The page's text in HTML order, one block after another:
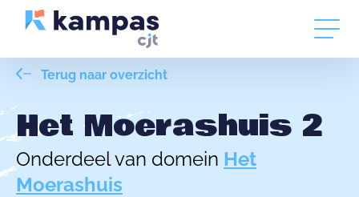
Terug naar overzicht
Het Moerashuis 2
Onderdeel van domein Het
Moerashuis